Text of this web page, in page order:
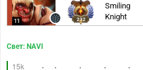
11 232
Smiling
Knight
Свет: NAVI